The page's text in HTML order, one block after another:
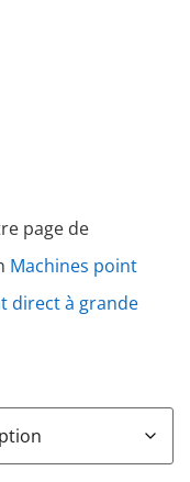
page de
Machines point
direct à grande